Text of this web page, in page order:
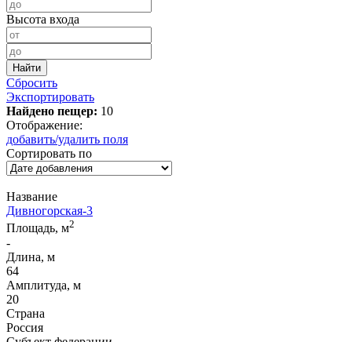
Высота входа
Сбросить
Экспортировать
Найдено пещер: 10
Отображение:
добавить/удалить поля
Сортировать по
Название
Дивногорская-3
Площадь, м2
-
Длина, м
64
Амплитуда, м
20
Страна
Россия